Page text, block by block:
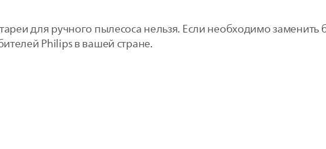
для ручного пылесоса нельзя. Если необходимо заменить
Philips в вашей стране.